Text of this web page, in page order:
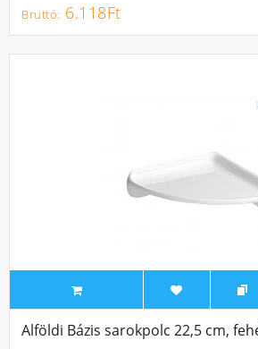
6.118Ft
Alföldi Bázis sarokpolc 22,5 cm,